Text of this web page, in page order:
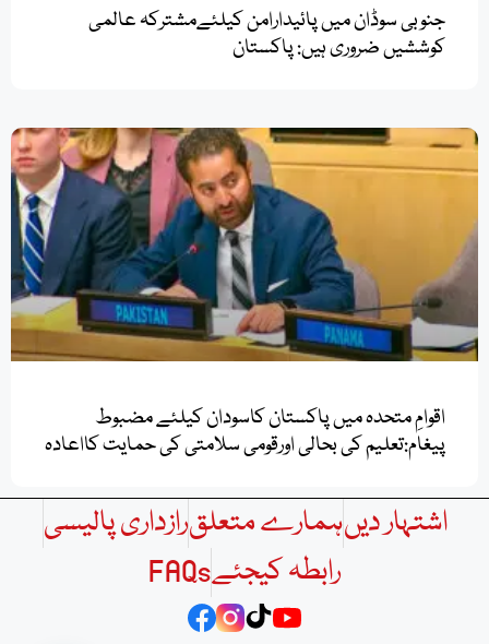
جنوبی سوڈان میں پائیدارامن کیلئےمشترکہ عالمی
کوششیں ضروری ہیں: پاکستان
اقوامِ متحدہ میں پاکستان کاسودان کیلئے مضبوط
پیغام:تعلیم کی بحالی اورقومی سلامتی کی حمایت کااعادہ
اشتہار دیںہمارے متعلقرازداری پالیسی
رابطہ کیجئےFAQs